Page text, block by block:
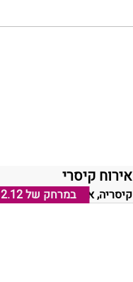
אירוח קיסרי
קיסריה, אזור חדרה קיסריה
במרחק של2.12 ק"מ